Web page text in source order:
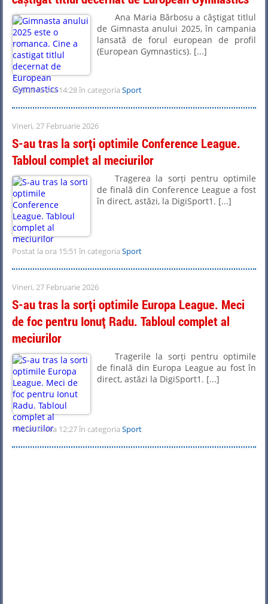
Ana Maria Bărbosu a câştigat titlul
de Gimnasta anului 2025, în campania
lansată de forul european de profil
(European Gymnastics). [...]
Postat la ora 14:28 în categoria Sport
Vineri, 27 Februarie 2026
S-au tras la sorți optimile Conference League.
Tabloul complet al meciurilor
Tragerea la sorți pentru optimile
de finală din Conference League a fost
în direct, astăzi, la DigiSport1. [...]
Postat la ora 15:51 în categoria Sport
Vineri, 27 Februarie 2026
S-au tras la sorți optimile Europa League. Meci
de foc pentru Ionuț Radu. Tabloul complet al
meciurilor
Tragerile la sorți pentru optimile
de finală din Europa League au fost în
direct, astăzi la DigiSport1. [...]
Postat la ora 12:27 în categoria Sport